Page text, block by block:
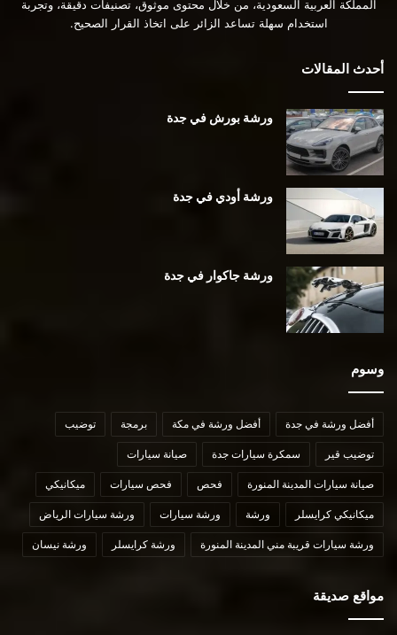
المملكة العربية السعودية، من خلال محتوى موثوق، تصنيفات دقيقة، وتجربة
استخدام سهلة تساعد الزائر على اتخاذ القرار الصحيح.
أحدث المقالات
ورشة بورش في جدة
ورشة أودي في جدة
ورشة جاكوار في جدة
وسوم
أفضل ورشة في جدة أفضل ورشة في مكة برمجة توضيب
توضيب قير سمكرة سيارات جدة صيانة سيارات
صيانة سيارات المدينة المنورة فحص فحص سيارات ميكانيكي
ميكانيكي كرايسلر ورشة ورشة سيارات ورشة سيارات الرياض
ورشة سيارات قريبة مني المدينة المنورة ورشة كرايسلر ورشة نيسان
مواقع صديقة